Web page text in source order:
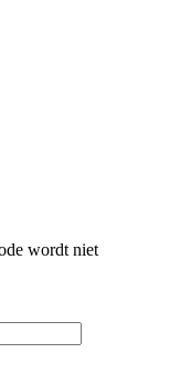
wordt niet